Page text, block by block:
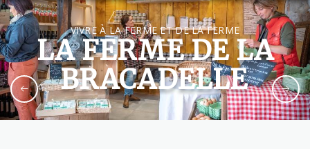
VIVRE À LA FERME ET DE LA FERME
LA FERME DE LA
BRACADELLE